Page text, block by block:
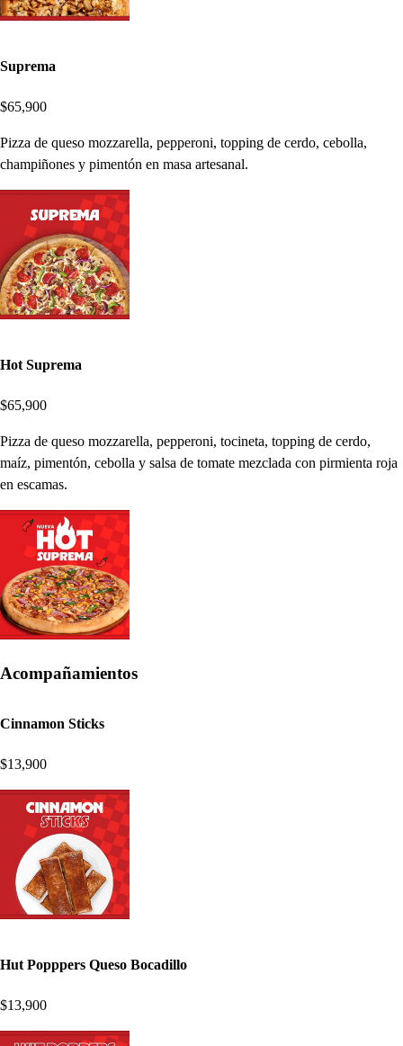
Suprema
$65,900
Pizza de queso mozzarella, pepperoni, topping de cerdo, cebolla,
champiñones y pimentón en masa artesanal.
Hot Suprema
$65,900
Pizza de queso mozzarella, pepperoni, tocineta, topping de cerdo,
maíz, pimentón, cebolla y salsa de tomate mezclada con pirmienta roja
en escamas.
Acompañamientos
Cinnamon Sticks
$13,900
Hut Popppers Queso Bocadillo
$13,900